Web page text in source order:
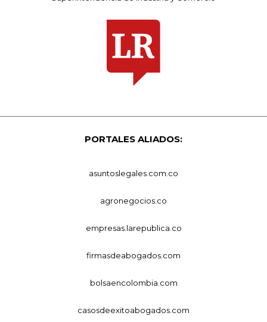
PORTALES ALIADOS:
asuntoslegales.com.co
agronegocios.co
empresas.larepublica.co
firmasdeabogados.com
bolsaencolombia.com
casosdeexitoabogados.com